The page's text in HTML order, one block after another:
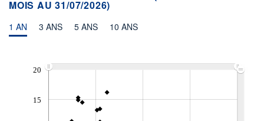
TARIFS PRIVILÉGIÉS 0%
ÉLIGIBILITÉ
NOTATION MORNINGSTAR ⁽¹⁾
MOIS AU 31/07/2026)
1 AN 3 ANS 5 ANS 10 ANS
15
20